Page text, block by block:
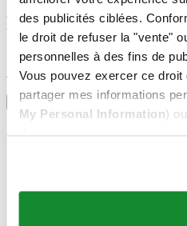
des publicités ciblées.
le droit de refuser la "vente"
personnelles à des fins de
Vous pouvez exercer ce
partager mes informations
My Personal Information)
Rejoignez le club
S'inscrire pour recevoir des
S'inscrire
Sélectionner un pays/une région
Sélecteur de langue
Français